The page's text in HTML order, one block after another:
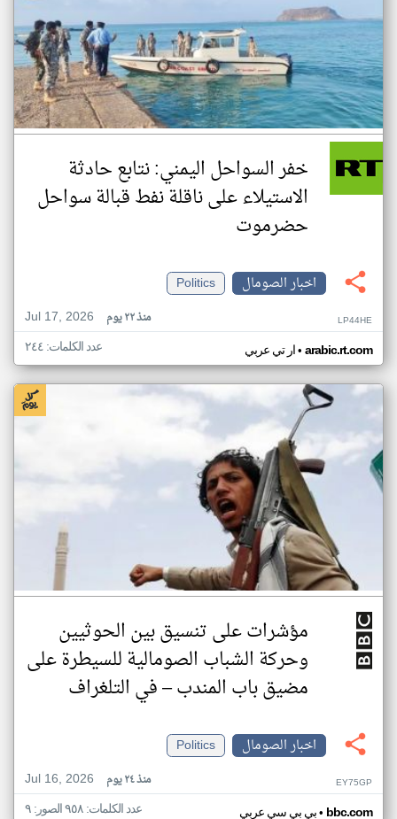
خفر السواحل اليمني: نتابع حادثة
الاستيلاء على ناقلة نفط قبالة سواحل
حضرموت
اخبار الصومال
Politics
Jul 17, 2026
منذ ٢٢ يوم LP44HE
ار تي عربي• arabic.rt.com عدد الكلمات: ٢٤٤
مؤشرات على تنسيق بين الحوثيين
وحركة الشباب الصومالية للسيطرة على
مضيق باب المندب – في التلغراف
اخبار الصومال
Politics
Jul 16, 2026
منذ ٢٤ يوم EY75GP
بي بي سي عربي• bbc.com عدد الكلمات: ٩٥٨ الصور: ٩